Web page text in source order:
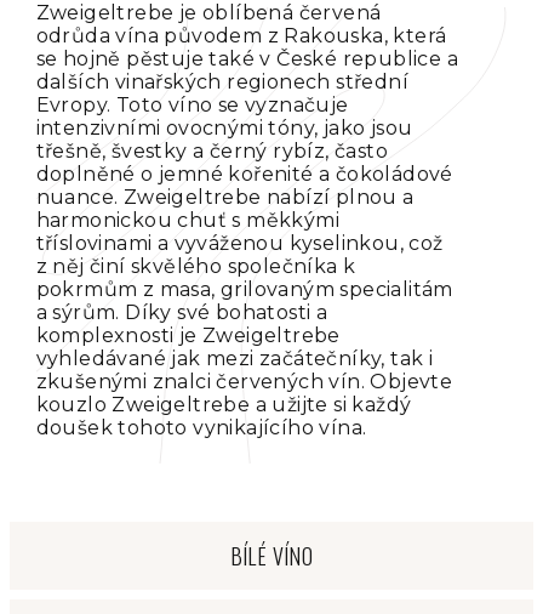
Zweigeltrebe je oblíbená červená
odrůda vína původem z Rakouska, která
se hojně pěstuje také v České republice a
dalších vinařských regionech střední
Evropy. Toto víno se vyznačuje
intenzivními ovocnými tóny, jako jsou
třešně, švestky a černý rybíz, často
doplněné o jemné kořenité a čokoládové
nuance. Zweigeltrebe nabízí plnou a
harmonickou chuť s měkkými
tříslovinami a vyváženou kyselinkou, což
z něj činí skvělého společníka k
pokrmům z masa, grilovaným specialitám
a sýrům. Díky své bohatosti a
komplexnosti je Zweigeltrebe
vyhledávané jak mezi začátečníky, tak i
zkušenými znalci červených vín. Objevte
kouzlo Zweigeltrebe a užijte si každý
doušek tohoto vynikajícího vína.
BÍLÉ VÍNO